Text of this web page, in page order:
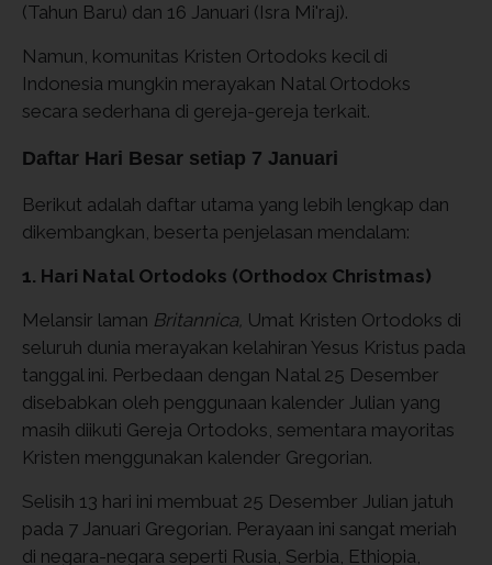
(Tahun Baru) dan 16 Januari (Isra Mi'raj).
Namun, komunitas Kristen Ortodoks kecil di
Indonesia mungkin merayakan Natal Ortodoks
secara sederhana di gereja-gereja terkait.
Daftar Hari Besar setiap 7 Januari
Berikut adalah daftar utama yang lebih lengkap dan
dikembangkan, beserta penjelasan mendalam:
1. Hari Natal Ortodoks (Orthodox Christmas)
Melansir laman Britannica, Umat Kristen Ortodoks di
seluruh dunia merayakan kelahiran Yesus Kristus pada
tanggal ini. Perbedaan dengan Natal 25 Desember
disebabkan oleh penggunaan kalender Julian yang
masih diikuti Gereja Ortodoks, sementara mayoritas
Kristen menggunakan kalender Gregorian.
Selisih 13 hari ini membuat 25 Desember Julian jatuh
pada 7 Januari Gregorian. Perayaan ini sangat meriah
di negara-negara seperti Rusia, Serbia, Ethiopia,